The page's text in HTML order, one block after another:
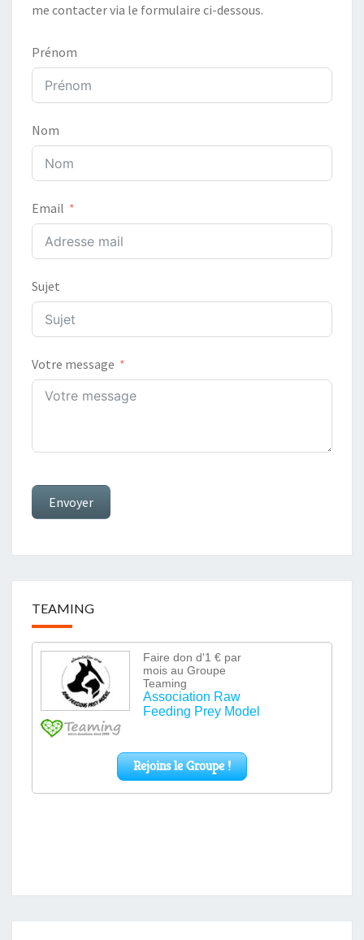
me contacter via le formulaire ci-dessous.
Prénom
Nom
Email
Sujet
Votre message
Envoyer
TEAMING